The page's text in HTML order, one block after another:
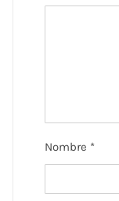
Nombre *